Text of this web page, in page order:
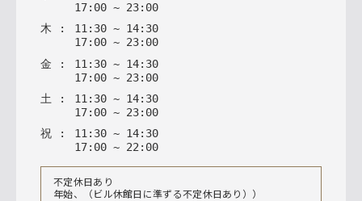
17: 00 ~ 23: 00
木 : 11: 30 ~ 14: 30
17: 00 ~ 23: 00
金 : 11 : 30 ~ 14: 30
17: 00 ~ 23: 00
土 : 11 : 30 ~ 14: 30
17: 00 ~ 23: 00
祝 : 11 : 30 ~ 14: 30
17: 00 ~ 22 : 00
不定休日あり
年始、（ビル休館日に準ずる不定休日あり））